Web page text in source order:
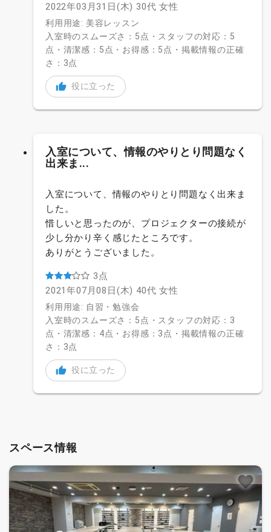
スペース情報
2022年03月31日(木) 30代 女性
利用用途: 美容レッスン
入室時のスムーズさ：5点・スタッフの対応：5
点・清潔感：5点・お得感：5点・掲載情報の正確
さ：3点
役に立った
入室について、情報のやりとり問題なく
出来ま...
入室について、情報のやりとり問題なく出来ま
した。
惜しいと思ったのが、プロジェクターの接続が
少し分かり辛く感じたところです。
ありがとうございました。
3点
2021年07月08日(木) 40代 女性
利用用途: 自習・勉強会
入室時のスムーズさ：5点・スタッフの対応：3
点・清潔感：4点・お得感：3点・掲載情報の正確
さ：3点
役に立った